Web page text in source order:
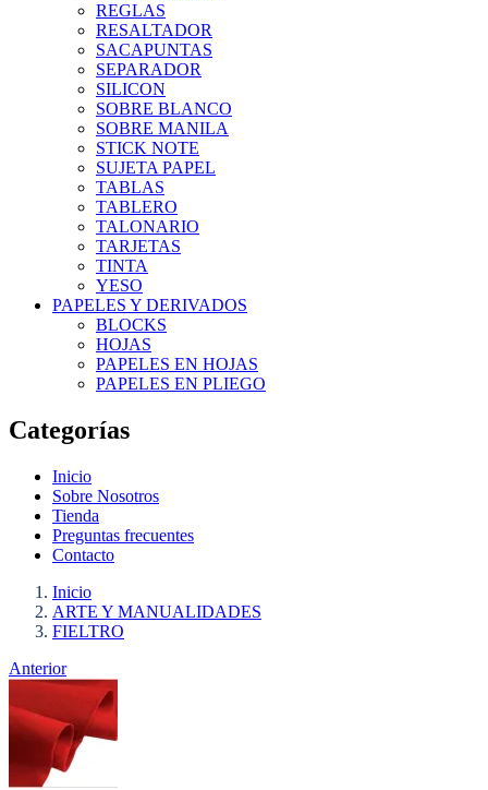
REGLAS
RESALTADOR
SACAPUNTAS
SEPARADOR
SILICON
SOBRE BLANCO
SOBRE MANILA
STICK NOTE
SUJETA PAPEL
TABLAS
TABLERO
TALONARIO
TARJETAS
TINTA
YESO
PAPELES Y DERIVADOS
BLOCKS
HOJAS
PAPELES EN HOJAS
PAPELES EN PLIEGO
Categorías
Inicio
Sobre Nosotros
Tienda
Preguntas frecuentes
Contacto
Inicio
ARTE Y MANUALIDADES
FIELTRO
Anterior